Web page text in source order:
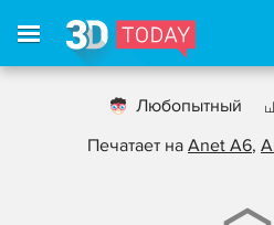
Любопытный
Печатает на Anet A6,